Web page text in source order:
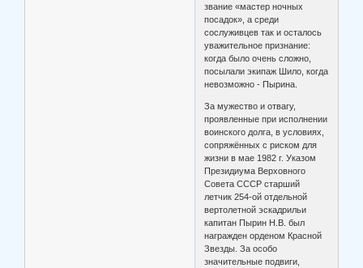
звание «мастер ночных
посадок», а среди
сослуживцев так и осталось
уважительное признание:
когда было очень сложно,
посылали экипаж Шило, когда
невозможно - Пырина.
За мужество и отвагу,
проявленные при исполнении
воинского долга, в условиях,
сопряжённых с риском для
жизни в мае 1982 г. Указом
Президиума Верховного
Совета СССР старший
летчик 254-ой отдельной
вертолетной эскадрильи
капитан Пырин Н.В. был
награжден орденом Красной
Звезды. За особо
значительные подвиги,